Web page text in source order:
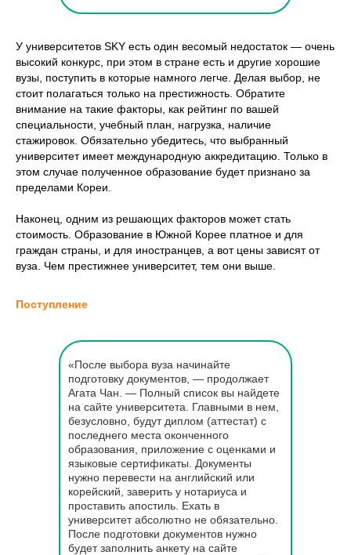
У университетов SKY есть один весомый недостаток — очень
высокий конкурс, при этом в стране есть и другие хорошие
вузы, поступить в которые намного легче. Делая выбор, не
стоит полагаться только на престижность. Обратите
внимание на такие факторы, как рейтинг по вашей
специальности, учебный план, нагрузка, наличие
стажировок. Обязательно убедитесь, что выбранный
университет имеет международную аккредитацию. Только в
этом случае полученное образование будет признано за
пределами Кореи.
Наконец, одним из решающих факторов может стать
стоимость. Образование в Южной Корее платное и для
граждан страны, и для иностранцев, а вот цены зависят от
вуза. Чем престижнее университет, тем они выше.
Поступление
«После выбора вуза начинайте
подготовку документов, — продолжает
Агата Чан. — Полный список вы найдете
на сайте университета. Главными в нем,
безусловно, будут диплом (аттестат) с
последнего места оконченного
образования, приложение с оценками и
языковые сертификаты. Документы
нужно перевести на английский или
корейский, заверить у нотариуса и
проставить апостиль. Ехать в
университет абсолютно не обязательно.
После подготовки документов нужно
будет заполнить анкету на сайте